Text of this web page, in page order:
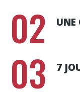
02 UNE
03 7